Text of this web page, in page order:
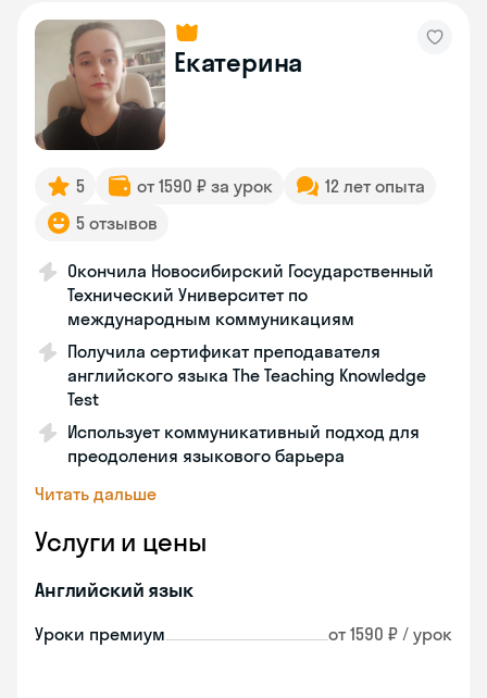
Екатерина
5 от 1590 ₽ за урок
12 лет опыта
5 отзывов
Окончила Новосибирский Государственный
Технический Университет по
международным коммуникациям
Получила сертификат преподавателя
английского языка The Teaching Knowledge
Test
Использует коммуникативный подход для
преодоления языкового барьера
Читать дальше
Услуги и цены
Английский язык
Уроки премиум от 1590 ₽ / урок